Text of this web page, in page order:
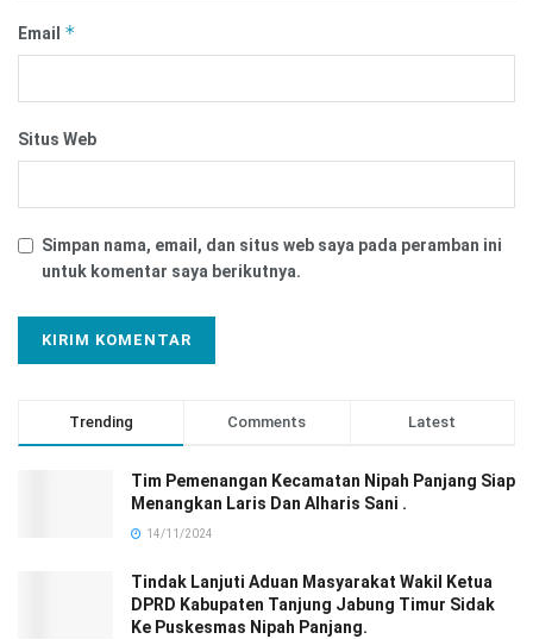
Email *
Situs Web
Simpan nama, email, dan situs web saya pada peramban ini
untuk komentar saya berikutnya.
Trending Comments Latest
Tim Pemenangan Kecamatan Nipah Panjang Siap
Menangkan Laris Dan Alharis Sani .
14/11/2024
Tindak Lanjuti Aduan Masyarakat Wakil Ketua
DPRD Kabupaten Tanjung Jabung Timur Sidak
Ke Puskesmas Nipah Panjang.